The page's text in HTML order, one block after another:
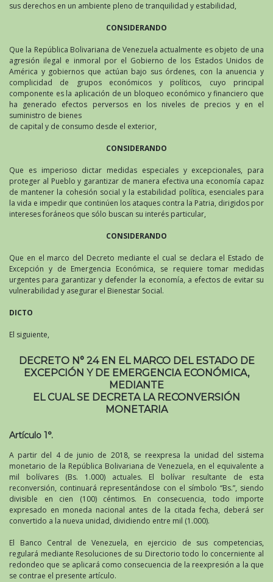
sus derechos en un ambiente pleno de tranquilidad y estabilidad,
CONSIDERANDO
Que la República Bolivariana de Venezuela actualmente es objeto de una
agresión ilegal e inmoral por el Gobierno de los Estados Unidos de
América y gobiernos que actúan bajo sus órdenes, con la anuencia y
complicidad de grupos económicos y políticos, cuyo principal
componente es la aplicación de un bloqueo económico y financiero que
ha generado efectos perversos en los niveles de precios y en el
suministro de bienes
de capital y de consumo desde el exterior,
CONSIDERANDO
Que es imperioso dictar medidas especiales y excepcionales, para
proteger al Pueblo y garantizar de manera efectiva una economía capaz
de mantener la cohesión social y la estabilidad política, esenciales para
la vida e impedir que continúen los ataques contra la Patria, dirigidos por
intereses foráneos que sólo buscan su interés particular,
CONSIDERANDO
Que en el marco del Decreto mediante el cual se declara el Estado de
Excepción y de Emergencia Económica, se requiere tomar medidas
urgentes para garantizar y defender la economía, a efectos de evitar su
vulnerabilidad y asegurar el Bienestar Social.
DICTO
El siguiente,
DECRETO N° 24 EN EL MARCO DEL ESTADO DE
EXCEPCIÓN Y DE EMERGENCIA ECONÓMICA,
MEDIANTE
EL CUAL SE DECRETA LA RECONVERSIÓN
MONETARIA
Artículo 1°.
A partir del 4 de junio de 2018, se reexpresa la unidad del sistema
monetario de la República Bolivariana de Venezuela, en el equivalente a
mil bolívares (Bs. 1.000) actuales. El bolívar resultante de esta
reconversión, continuará representándose con el símbolo “Bs.”, siendo
divisible en cien (100) céntimos. En consecuencia, todo importe
expresado en moneda nacional antes de la citada fecha, deberá ser
convertido a la nueva unidad, dividiendo entre mil (1.000).
El Banco Central de Venezuela, en ejercicio de sus competencias,
regulará mediante Resoluciones de su Directorio todo lo concerniente al
redondeo que se aplicará como consecuencia de la reexpresión a la que
se contrae el presente artículo.